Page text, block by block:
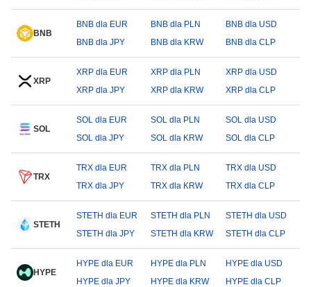
BNB
BNB dla EUR BNB dla PLN
BNB dla USD
BNB dla JPY
BNB dla KRW BNB dla CLP
XRP
XRP dla EUR XRP dla PLN
XRP dla USD
XRP dla JPY
XRP dla KRW XRP dla CLP
SOL
SOL dla EUR SOL dla PLN
SOL dla USD
SOL dla JPY
SOL dla KRW SOL dla CLP
TRX
TRX dla EUR TRX dla PLN
TRX dla USD
TRX dla JPY
TRX dla KRW TRX dla CLP
STETH
STETH dla EUR STETH dla PLN
STETH dla USD
STETH dla JPY
STETH dla KRW STETH dla CLP
HYPE
HYPE dla EUR HYPE dla PLN
HYPE dla USD
HYPE dla JPY
HYPE dla KRW HYPE dla CLP